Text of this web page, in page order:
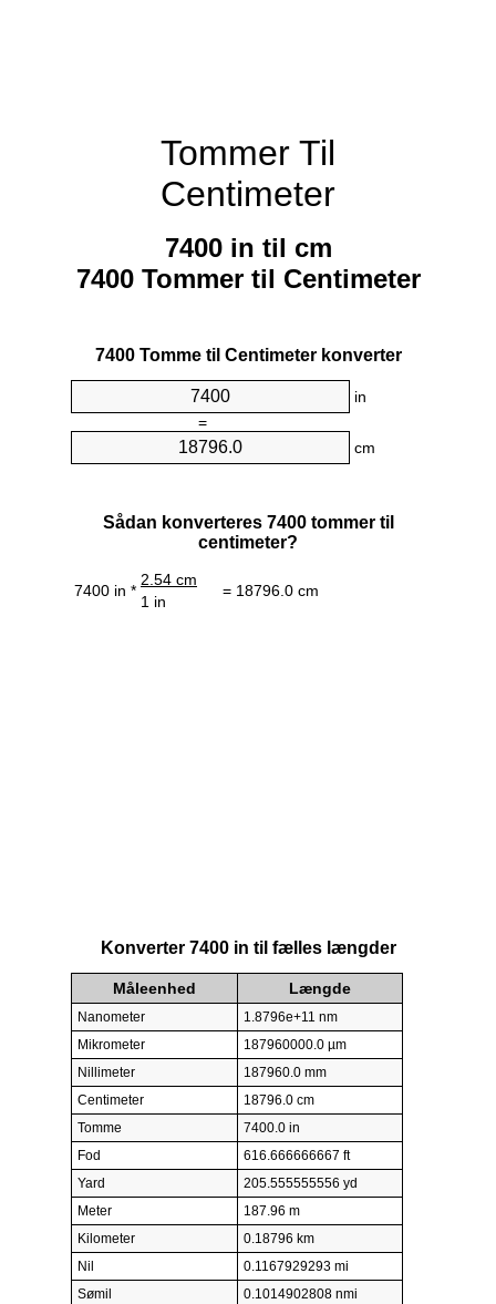
Tommer Til
Centimeter
7400 in til cm
7400 Tommer til Centimeter
7400 Tomme til Centimeter konverter
in
=
cm
Sådan konverteres 7400 tommer til
centimeter?
7400 in *
2.54 cm
= 18796.0 cm
1 in
Konverter 7400 in til fælles længder
Måleenhed Længde
Nanometer
1.8796e+11 nm
Mikrometer
187960000.0 µm
Nillimeter
187960.0 mm
Centimeter
18796.0 cm
Tomme
7400.0 in
Fod
616.666666667 ft
Yard
205.555555556 yd
Meter
187.96 m
Kilometer
0.18796 km
Nil
0.1167929293 mi
Sømil
0.1014902808 nmi